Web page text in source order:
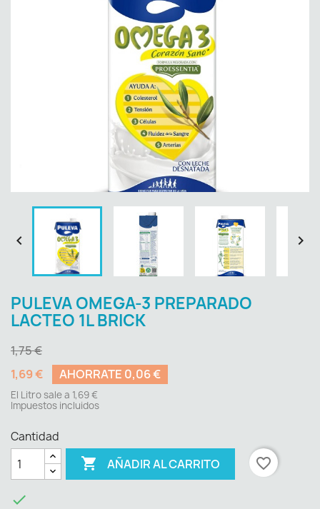
 
PULEVA OMEGA-3 PREPARADO
LACTEO 1L BRICK
1,75 €
1,69 €
AHORRATE 0,06 €
El Litro sale a 1,69 €
Impuestos incluidos
Cantidad
 AÑADIR AL CARRITO favorite_border
